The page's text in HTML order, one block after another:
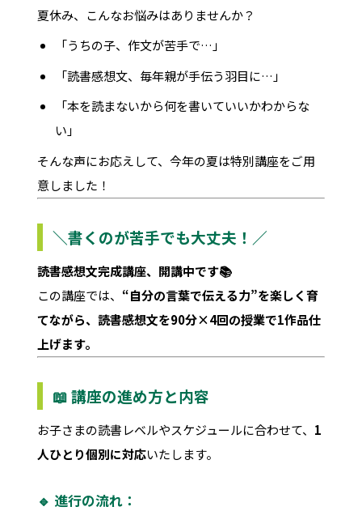
夏休み、こんなお悩みはありませんか？
「うちの子、作文が苦手で…」
「読書感想文、毎年親が手伝う羽目に…」
「本を読まないから何を書いていいかわからな
い」
そんな声にお応えして、今年の夏は特別講座をご用
意しました！
＼書くのが苦手でも大丈夫！／
読書感想文完成講座、開講中です📚
この講座では、 “自分の言葉で伝える力”を楽しく育
てながら、読書感想文を90分×4回の授業で1作品仕
上げます。
📖 講座の進め方と内容
お子さまの読書レベルやスケジュールに合わせて、 1
人ひとり個別に対応いたします。
🔹 進行の流れ：